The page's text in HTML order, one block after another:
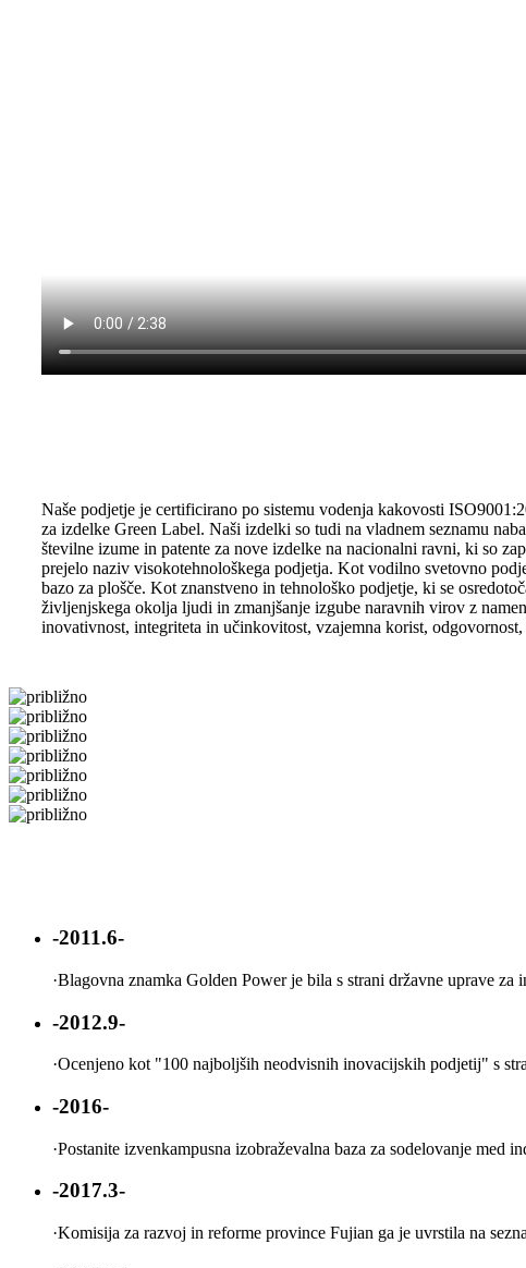
Naše podjetje je certificirano po sistemu vodenja kakovosti
za izdelke Green Label. Naši izdelki so tudi na vladnem seznamu
številne izume in patente za nove izdelke na nacionalni ravni, ki so
prejelo naziv visokotehnološkega podjetja. Kot vodilno svetovno
bazo za plošče. Kot znanstveno in tehnološko podjetje, ki se
življenjskega okolja ljudi in zmanjšanje izgube naravnih virov z
inovativnost, integriteta in učinkovitost, vzajemna korist, odgovornost,
-2011.6-
·Blagovna znamka Golden Power je bila s strani državne uprave
-2012.9-
·Ocenjeno kot "100 najboljših neodvisnih inovacijskih podjetij" s
-2016-
·Postanite izvenkampusna izobraževalna baza za sodelovanje med
-2017.3-
·Komisija za razvoj in reforme province Fujian ga je uvrstila na